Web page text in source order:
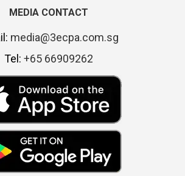
MEDIA CONTACT
media@3ecpa.com.sg
Tel: +65 66909262